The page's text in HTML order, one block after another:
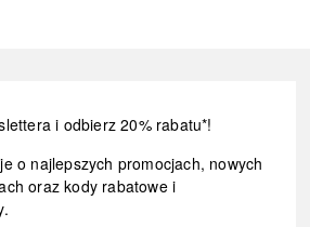
i odbierz 20% rabatu*!
o najlepszych promocjach, nowych
oraz kody rabatowe i